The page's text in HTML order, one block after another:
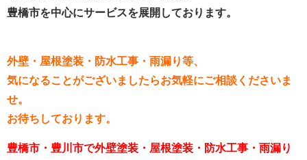
豊橋市を中心にサービスを展開しております。
外壁・屋根塗装・防水工事・雨漏り等、
気になることがございましたらお気軽にご相談くださいま
せ。
お待ちしております。
豊橋市・豊川市で外壁塗装・屋根塗装・防水工事・雨漏り